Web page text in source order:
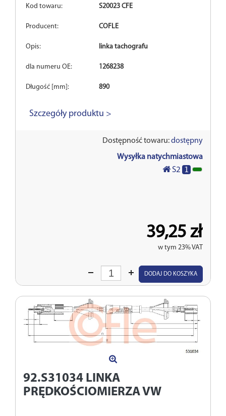
Kod towaru: S20023 CFE
Producent: COFLE
Opis: linka tachografu
dla numeru OE: 1268238
Długość [mm]: 890
Szczegóły produktu >
Dostępność towaru:dostępny
Wysyłka natychmiastowa
S2 1
39,25 zł
w tym 23% VAT
Wprowadź
DODAJ DO KOSZYKA
92.S31034 LINKA
PRĘDKOŚCIOMIERZA VW